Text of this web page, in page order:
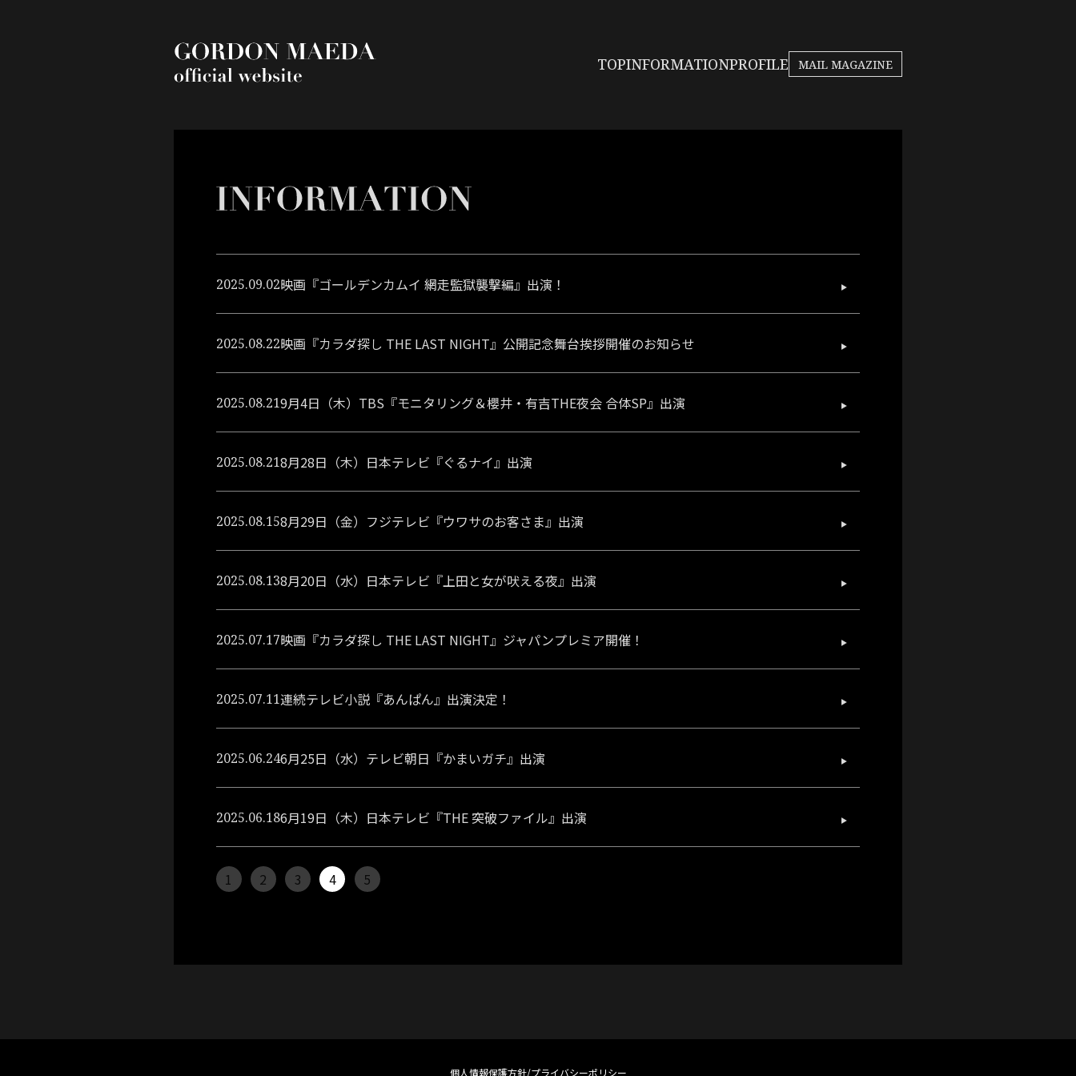
GORDON MAEDA official website
TOPINFORMATIONPROFILE MAIL MAGAZINE
2025.09.02映画『ゴールデンカムイ 網走監獄襲撃編』出演！
2025.08.22映画『カラダ探し THE LAST NIGHT』公開記念舞台挨拶開催のお知らせ
2025.08.219月4日（木）TBS『モニタリング＆櫻井・有吉THE夜会 合体SP』出演
2025.08.218月28日（木）日本テレビ『ぐるナイ』出演
2025.08.158月29日（金）フジテレビ『ウワサのお客さま』出演
2025.08.138月20日（水）日本テレビ『上田と女が吠える夜』出演
2025.07.17映画『カラダ探し THE LAST NIGHT』ジャパンプレミア開催！
2025.07.11連続テレビ小説『あんぱん』出演決定！
2025.06.246月25日（水）テレビ朝日『かまいガチ』出演
2025.06.186月19日（木）日本テレビ『THE 突破ファイル』出演
1 2 3 4 5
個人情報保護方針/プライバシーポリシー